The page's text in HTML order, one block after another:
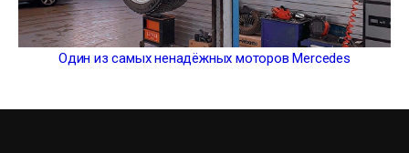
Один из самых ненадёжных моторов Mercedes